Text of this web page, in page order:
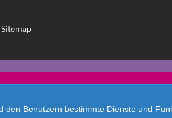
Sitemap
Benutzern bestimmte Dienste und